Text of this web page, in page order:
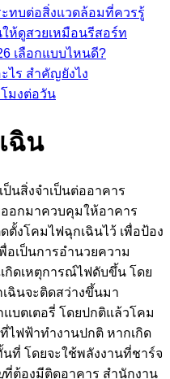
ทบต่อสิ่งแวดล้อมที่ควรรู้
ห้ดูสวยเหมือนรีสอร์ท
เลือกแบบไหนดี?
ไร สำคัญยังไง
มงต่อวัน
ฉิน
ป็นสิ่งจำเป็นต่ออาคาร
อกมาควบคุมให้อาคาร
งโคมไฟฉุกเฉินไว้ เพื่อป้อง
อเป็นการอำนวยความ
กิดเหตุการณ์ไฟดับขึ้น โดย
ฉินจะติดสว่างขึ้นมา
บตเตอรี่ โดยปกติแล้วโคม
ไฟฟ้าทำงานปกติ หากเกิด
ที่ โดยจะใช้พลังงานที่ชาร์จ
ที่ต้องมีติดอาคาร สำนักงาน